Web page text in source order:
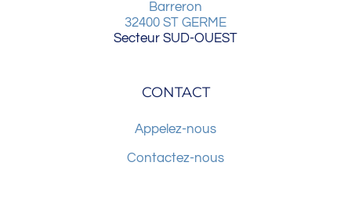
Barreron
32400 ST GERME
Secteur SUD-OUEST
CONTACT
Appelez-nous
Contactez-nous